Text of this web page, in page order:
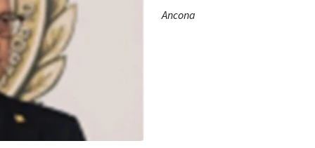
Ancona